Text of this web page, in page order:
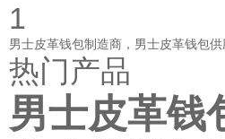
1
男士皮革钱包制造商，男士皮革钱包
热门产品
男士皮革钱